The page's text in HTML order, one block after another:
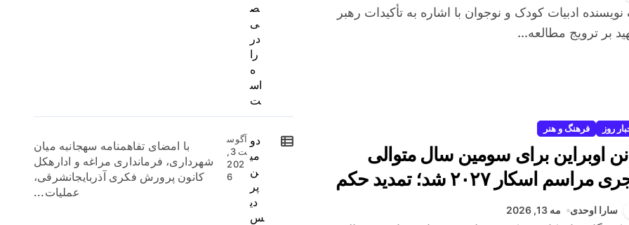
بر ترویج مطالعه...
روز فرهنگ و هنر
اوبراین برای سومین سال متوالی
مجری مراسم اسکار ۲۰۲۷ شد؛ تمدید حکم
مادام‌العمر»؟سارا اوحدی مه 13, 2026
ص
ی
در
را
ه
اس
ت
دو
می
ن
پر
دی
س
آگوس
ت 3,
202
6
با امضای تفاهمنامه سهجانبه میان
شهرداری، فرمانداری مراغه و ادارهکل
کانون پرورش فکری آذربایجانشرقی،
عملیات...